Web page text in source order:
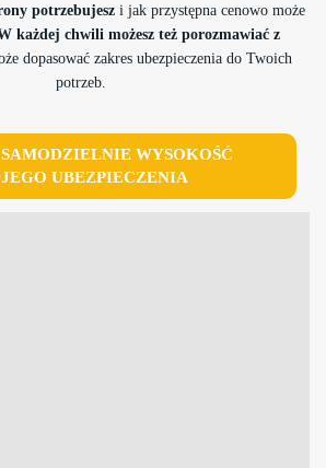
potrzebujesz i jak przystępna cenowo może
każdej chwili możesz też porozmawiać z
dopasować zakres ubezpieczenia do Twoich
potrzeb.
SAMODZIELNIE WYSOKOŚĆ
UBEZPIECZENIA